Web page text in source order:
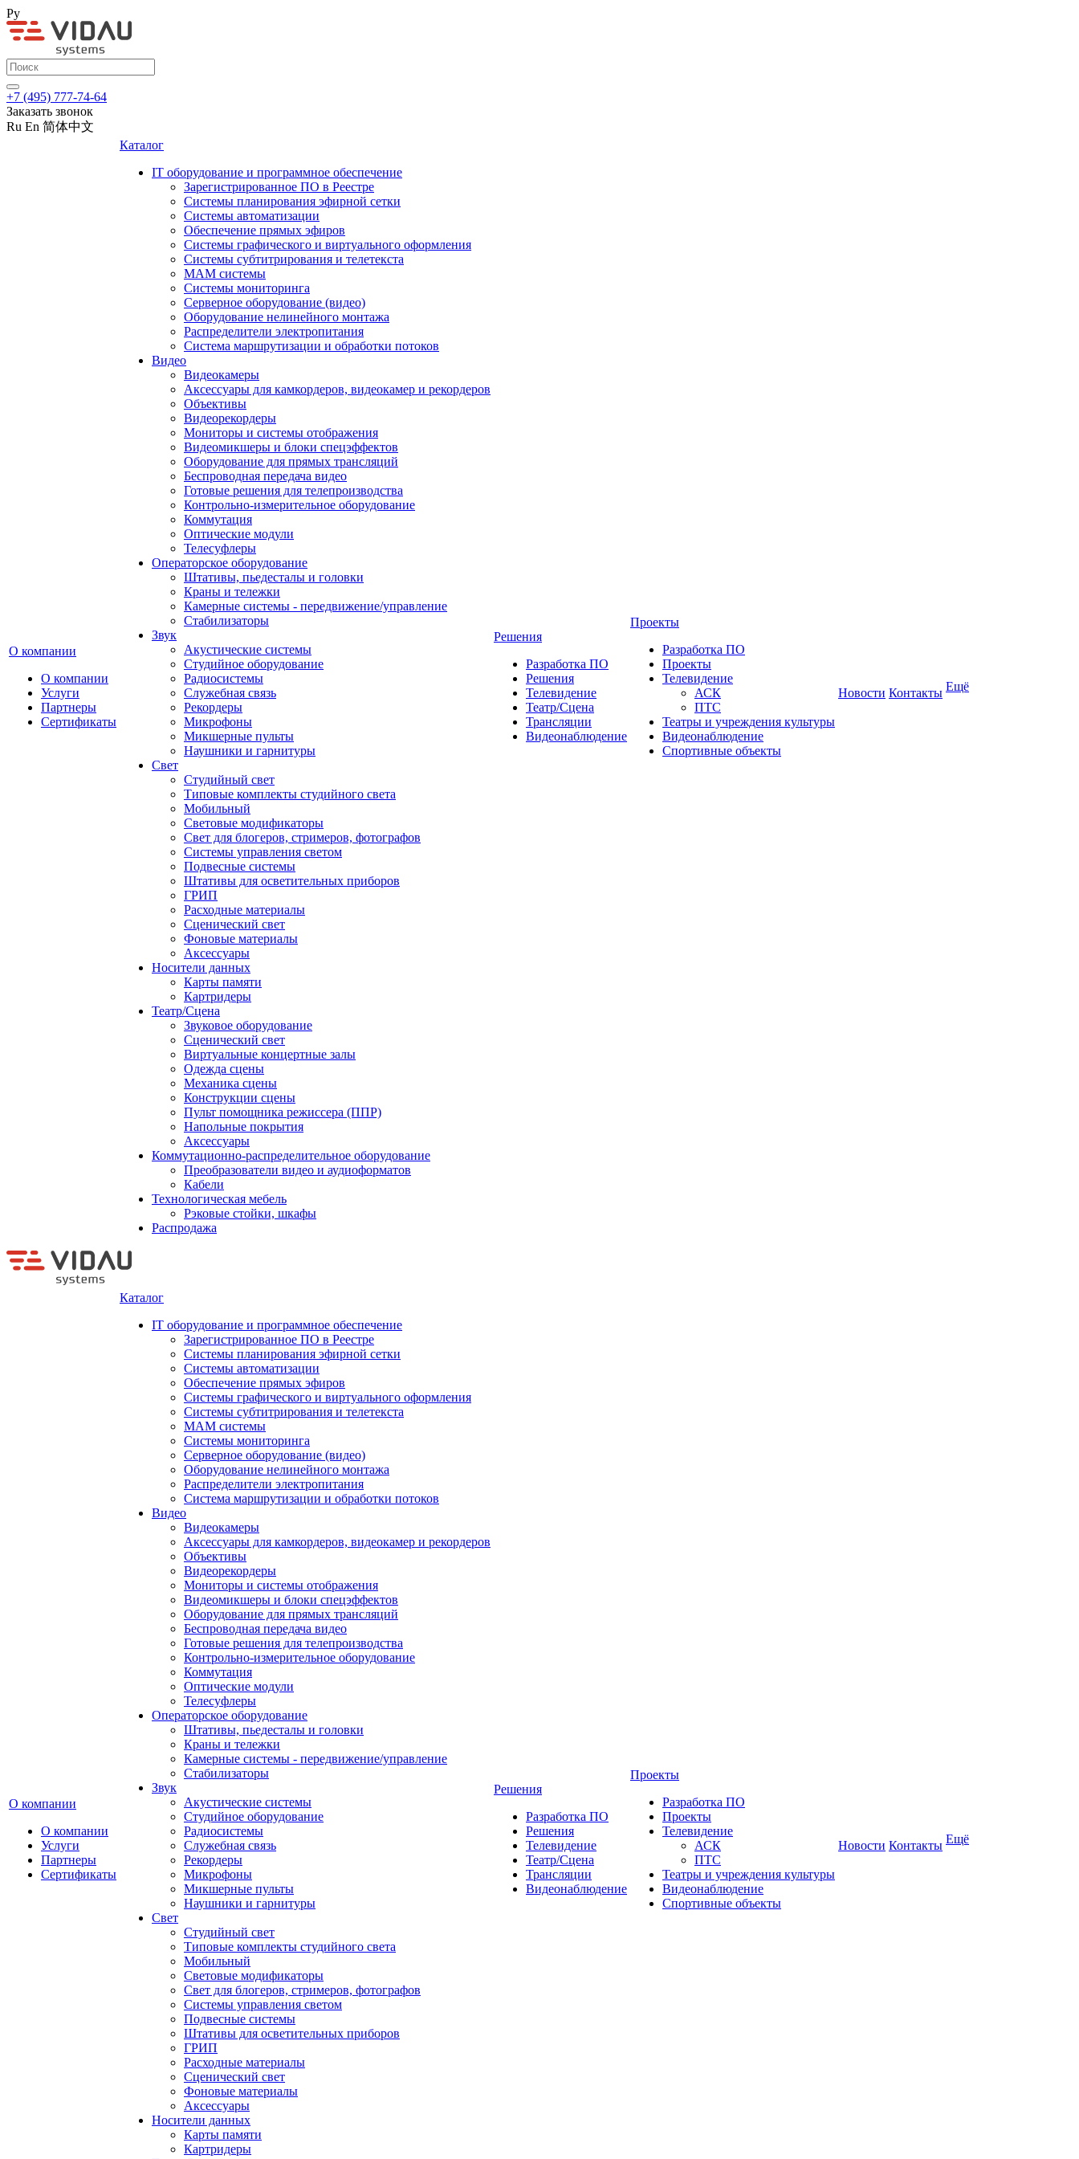
Ру
+7 (495) 777-74-64
Заказать звонок
Ru En 简体中文
О компании
О компании
Услуги
Партнеры
Сертификаты
Каталог
IT оборудование и программное обеспечение
Зарегистрированное ПО в Реестре
Системы планирования эфирной сетки
Системы автоматизации
Обеспечение прямых эфиров
Системы графического и виртуального оформления
Системы субтитрирования и телетекста
MAM системы
Системы мониторинга
Серверное оборудование (видео)
Оборудование нелинейного монтажа
Распределители электропитания
Система маршрутизации и обработки потоков
Видео
Видеокамеры
Аксессуары для камкордеров, видеокамер и рекордеров
Объективы
Видеорекордеры
Мониторы и системы отображения
Видеомикшеры и блоки спецэффектов
Оборудование для прямых трансляций
Беспроводная передача видео
Готовые решения для телепроизводства
Контрольно-измерительное оборудование
Коммутация
Оптические модули
Телесуфлеры
Операторское оборудование
Штативы, пьедесталы и головки
Краны и тележки
Камерные системы - передвижение/управление
Стабилизаторы
Звук
Акустические системы
Студийное оборудование
Радиосистемы
Служебная связь
Рекордеры
Микрофоны
Микшерные пульты
Наушники и гарнитуры
Свет
Студийный свет
Типовые комплекты студийного света
Мобильный
Световые модификаторы
Свет для блогеров, стримеров, фотографов
Системы управления светом
Подвесные системы
Штативы для осветительных приборов
ГРИП
Расходные материалы
Сценический свет
Фоновые материалы
Аксессуары
Носители данных
Карты памяти
Картридеры
Театр/Сцена
Звуковое оборудование
Сценический свет
Виртуальные концертные залы
Одежда сцены
Механика сцены
Конструкции сцены
Пульт помощника режиссера (ППР)
Напольные покрытия
Аксессуары
Коммутационно-распределительное оборудование
Преобразователи видео и аудиоформатов
Кабели
Технологическая мебель
Рэковые стойки, шкафы
Распродажа
Решения
Разработка ПО
Решения
Телевидение
Театр/Сцена
Трансляции
Видеонаблюдение
Проекты
Разработка ПО
Проекты
Телевидение
АСК
ПТС
Театры и учреждения культуры
Видеонаблюдение
Спортивные объекты
Новости Контакты Ещё
О компании
О компании
Услуги
Партнеры
Сертификаты
Каталог
IT оборудование и программное обеспечение
Зарегистрированное ПО в Реестре
Системы планирования эфирной сетки
Системы автоматизации
Обеспечение прямых эфиров
Системы графического и виртуального оформления
Системы субтитрирования и телетекста
MAM системы
Системы мониторинга
Серверное оборудование (видео)
Оборудование нелинейного монтажа
Распределители электропитания
Система маршрутизации и обработки потоков
Видео
Видеокамеры
Аксессуары для камкордеров, видеокамер и рекордеров
Объективы
Видеорекордеры
Мониторы и системы отображения
Видеомикшеры и блоки спецэффектов
Оборудование для прямых трансляций
Беспроводная передача видео
Готовые решения для телепроизводства
Контрольно-измерительное оборудование
Коммутация
Оптические модули
Телесуфлеры
Операторское оборудование
Штативы, пьедесталы и головки
Краны и тележки
Камерные системы - передвижение/управление
Стабилизаторы
Звук
Акустические системы
Студийное оборудование
Радиосистемы
Служебная связь
Рекордеры
Микрофоны
Микшерные пульты
Наушники и гарнитуры
Свет
Студийный свет
Типовые комплекты студийного света
Мобильный
Световые модификаторы
Свет для блогеров, стримеров, фотографов
Системы управления светом
Подвесные системы
Штативы для осветительных приборов
ГРИП
Расходные материалы
Сценический свет
Фоновые материалы
Аксессуары
Носители данных
Карты памяти
Картридеры
Решения
Разработка ПО
Решения
Телевидение
Театр/Сцена
Трансляции
Видеонаблюдение
Проекты
Разработка ПО
Проекты
Телевидение
АСК
ПТС
Театры и учреждения культуры
Видеонаблюдение
Спортивные объекты
Новости Контакты Ещё